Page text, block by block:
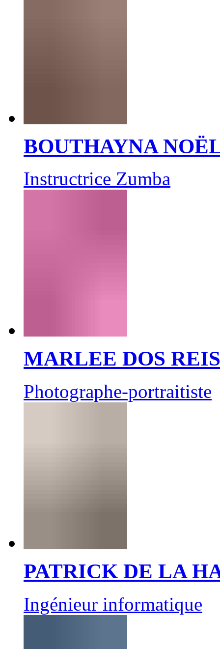
BOUTHAYNA
Instructrice Zumba
MARLEE DOS REIS
Photographe-portraitiste
PATRICK DE LA
Ingénieur informatique